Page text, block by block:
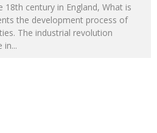
century in England, What is
the development process of
The industrial revolution
in...